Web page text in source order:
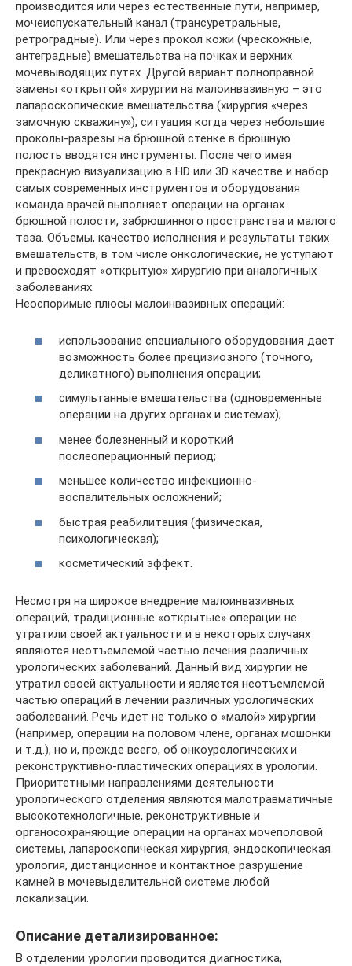
производится или через естественные пути, например,
мочеиспускательный канал (трансуретральные,
ретроградные). Или через прокол кожи (чрескожные,
антеградные) вмешательства на почках и верхних
мочевыводящих путях. Другой вариант полноправной
замены «открытой» хирургии на малоинвазивную – это
лапароскопические вмешательства (хирургия «через
замочную скважину»), ситуация когда через небольшие
проколы-разрезы на брюшной стенке в брюшную
полость вводятся инструменты. После чего имея
прекрасную визуализацию в HD или 3D качестве и набор
самых современных инструментов и оборудования
команда врачей выполняет операции на органах
брюшной полости, забрюшинного пространства и малого
таза. Объемы, качество исполнения и результаты таких
вмешательств, в том числе онкологические, не уступают
и превосходят «открытую» хирургию при аналогичных
заболеваниях.
Неоспоримые плюсы малоинвазивных операций:
использование специального оборудования дает
возможность более прецизиозного (точного,
деликатного) выполнения операции;
симультанные вмешательства (одновременные
операции на других органах и системах);
менее болезненный и короткий
послеоперационный период;
меньшее количество инфекционно-
воспалительных осложнений;
быстрая реабилитация (физическая,
психологическая);
косметический эффект.
Несмотря на широкое внедрение малоинвазивных
операций, традиционные «открытые» операции не
утратили своей актуальности и в некоторых случаях
являются неотъемлемой частью лечения различных
урологических заболеваний. Данный вид хирургии не
утратил своей актуальности и является неотъемлемой
частью операций в лечении различных урологических
заболеваний. Речь идет не только о «малой» хирургии
(например, операции на половом члене, органах мошонки
и т.д.), но и, прежде всего, об онкоурологических и
реконструктивно-пластических операциях в урологии.
Приоритетными направлениями деятельности
урологического отделения являются малотравматичные
высокотехнологичные, реконструктивные и
органосохраняющие операции на органах мочеполовой
системы, лапароскопическая хирургия, эндоскопическая
урология, дистанционное и контактное разрушение
камней в мочевыделительной системе любой
локализации.
Описание детализированное:
В отделении урологии проводится диагностика,